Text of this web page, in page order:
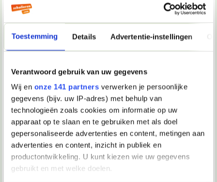
Toestemming Details Advertentie-instellingen
Verantwoord gebruik van uw gegevens
Wij en onze 141 partners verwerken je persoonlijke
gegevens (bijv. uw IP-adres) met behulp van
technologieën zoals cookies om informatie op uw
apparaat op te slaan en te gebruiken met als doel
gepersonaliseerde advertenties en content, metingen aan
advertenties en content, inzicht in publiek en
productontwikkeling. U kunt kiezen wie uw gegevens
gebruikt en met welke doelen.
Verwijderd
dan? alleen een arts kan vaststellen of jij een diepe
depressie zou hebben. En dit is gewoon een schooldipje dat
overdreven hierin. Want het komt gerust allemaal wel weer
goed. Je moet alleen je draai even vinden.
01-10-2003, 06:40
Verwijderd
Lil'Girl schreef op 30-09-2003 @ 20:42:
Ik heb al aan zelfmoord gedacht, maar durf het niet. Of
van school gaan en gaan zingen want dat is het liefste